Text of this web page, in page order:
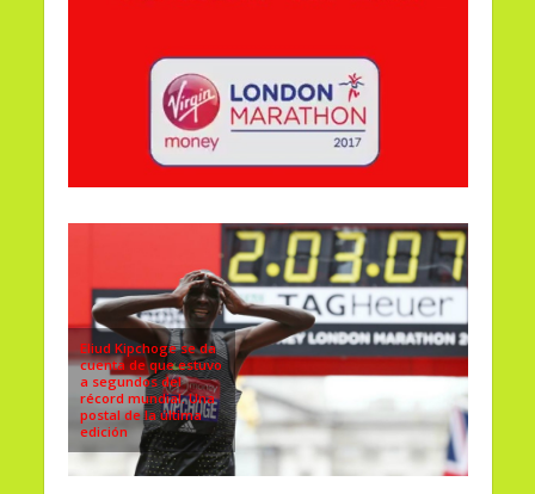
Eliud Kipchoge se da
cuenta de que estuvo
a segundos del
récord mundial. Una
postal de la última
edición